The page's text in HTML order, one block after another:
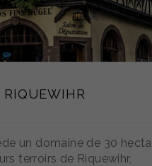
un domaine de 30
terroirs de Riquewihr,